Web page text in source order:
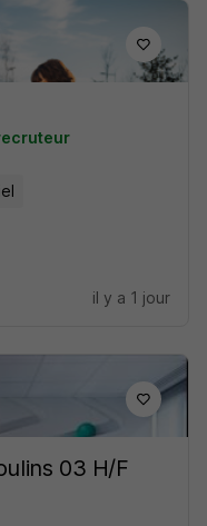
il y a 1 jour
03 H/F